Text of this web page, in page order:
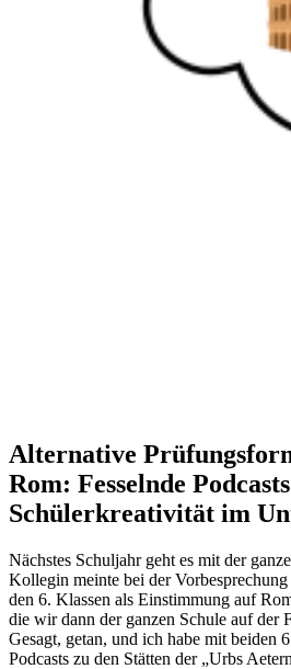
Alternative
Rom: Fesselnde
Schülerkreativität im
Nächstes Schuljahr geht es mit der
Kollegin meinte bei der
den 6. Klassen als Einstimmung auf
die wir dann der ganzen Schule auf der
Gesagt, getan, und ich habe mit beiden
Podcasts zu den Stätten der „Urbs